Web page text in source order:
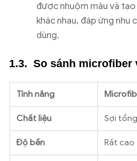
được nhuộm màu và
khác nhau, đáp ứng nhu
dùng.
So sánh microfiber
Tính năng
Chất liệu Sợi
Độ bền Rất cao